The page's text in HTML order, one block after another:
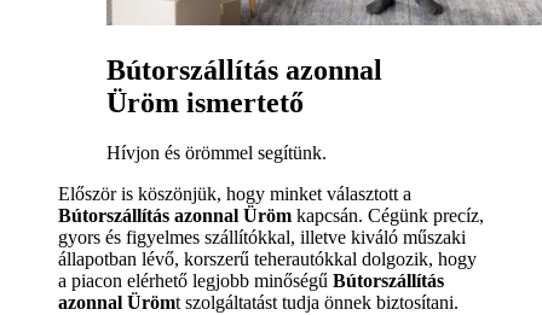
Bútorszállítás azonnal
Üröm ismertető
Hívjon és örömmel segítünk.
Először is köszönjük, hogy minket választott a
Bútorszállítás azonnal Üröm kapcsán. Cégünk precíz,
gyors és figyelmes szállítókkal, illetve kiváló műszaki
állapotban lévő, korszerű teherautókkal dolgozik, hogy
a piacon elérhető legjobb minőségű Bútorszállítás
azonnal Ürömt szolgáltatást tudja önnek biztosítani.